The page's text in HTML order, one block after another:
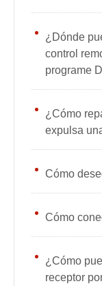
¿Dónde
control
programe
¿Cómo
expulsa
Cómo
Cómo
¿Cómo
receptor